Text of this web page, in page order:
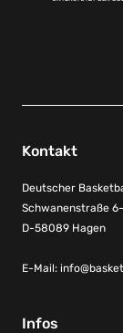
Kontakt
Deutscher
Schwanenstraße
D-58089 Hagen
E-Mail:
Infos